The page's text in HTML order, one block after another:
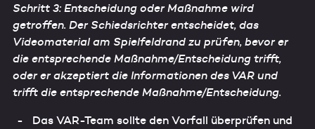
Schritt 3: Entscheidung oder Maßnahme wird
getroffen. Der Schiedsrichter entscheidet, das
Videomaterial am Spielfeldrand zu prüfen, bevor er
die entsprechende Maßnahme/Entscheidung trifft,
oder er akzeptiert die Informationen des VAR und
trifft die entsprechende Maßnahme/Entscheidung.
Das VAR-Team sollte den Vorfall überprüfen und